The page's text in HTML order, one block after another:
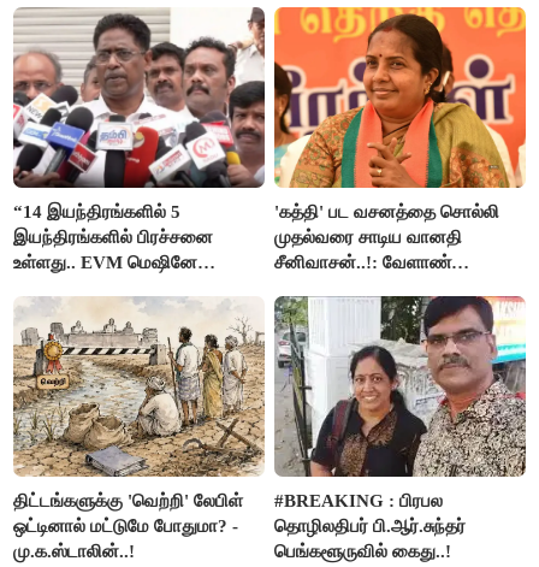
“14 இயந்திரங்களில் 5
இயந்திரங்களில் பிரச்சனை
உள்ளது.. EVM மெஷினே
இளங்கோ
'கத்தி' பட வசனத்தை சொல்லி
முதல்வரை சாடிய வானதி
சீனிவாசன்..!: வேளாண்
எதிர்ப்பு!
திட்டங்களுக்கு 'வெற்றி' லேபிள்
ஒட்டினால் மட்டுமே போதுமா? -
மு.க.ஸ்டாலின்..!
#BREAKING : பிரபல
தொழிலதிபர் பி.ஆர்.சுந்தர்
பெங்களூருவில் கைது..!